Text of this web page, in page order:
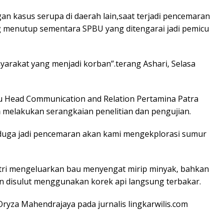
kasus serupa di daerah lain,saat terjadi pencemaran
sementara SPBU yang ditengarai jadi pemicu
yang menjadi korban”.terang Ashari, Selasa
Communication and Relation Pertamina Patra
serangkaian penelitian dan pengujian.
jadi pencemaran akan kami mengekplorasi sumur
mengeluarkan bau menyengat mirip minyak, bahkan
disulut menggunakan korek api langsung terbakar.
Mahendrajaya pada jurnalis lingkarwilis.com